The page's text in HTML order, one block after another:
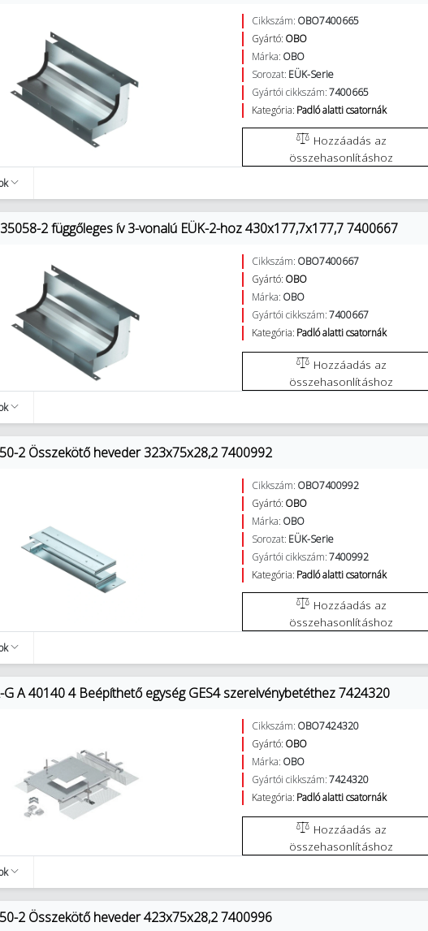
Cikkszám: OBO7400665
Gyártó: OBO
Márka: OBO
Sorozat: EÜK-Serie
Gyártói cikkszám:7400665
Kategória: Padló alatti csatornák
összehasonlításhoz
2 függőleges ív 3-vonalú EÜK-2-hoz 430x177,7x177,7 7400667
Cikkszám: OBO7400667
Gyártó: OBO
Márka: OBO
Gyártói cikkszám:7400667
Kategória: Padló alatti csatornák
összehasonlításhoz
2 Összekötő heveder 323x75x28,2 7400992
Cikkszám: OBO7400992
Gyártó: OBO
Márka: OBO
Sorozat: EÜK-Serie
Gyártói cikkszám:7400992
Kategória: Padló alatti csatornák
összehasonlításhoz
G A 40140 4 Beépíthető egység GES4 szerelvénybetéthez 7424320
Cikkszám: OBO7424320
Gyártó: OBO
Márka: OBO
Gyártói cikkszám:7424320
Kategória: Padló alatti csatornák
összehasonlításhoz
2 Összekötő heveder 423x75x28,2 7400996